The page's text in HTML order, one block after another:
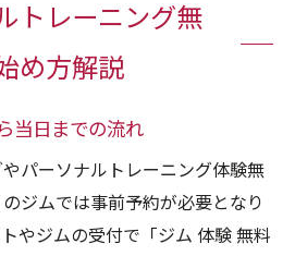
トレーニング無
め方解説
当日までの流れ
パーソナルトレーニング体験無
ジムでは事前予約が必要となり
やジムの受付で「ジム 体験 無料